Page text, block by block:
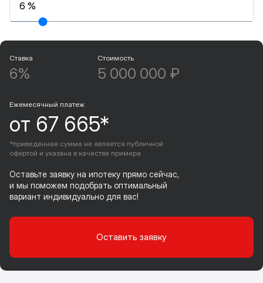
Ставка
6%
Стоимость
5 000 000 ₽
Ежемесячный платеж
от 67 665*
*приведенная сумма не является публичной
офертой и указана в качестве примера
Оставьте заявку на ипотеку прямо сейчас,
и мы поможем подобрать оптимальный
вариант индивидуально для вас!
Оставить заявку